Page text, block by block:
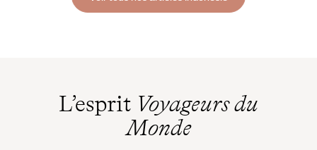
L’esprit Voyageurs du
Monde